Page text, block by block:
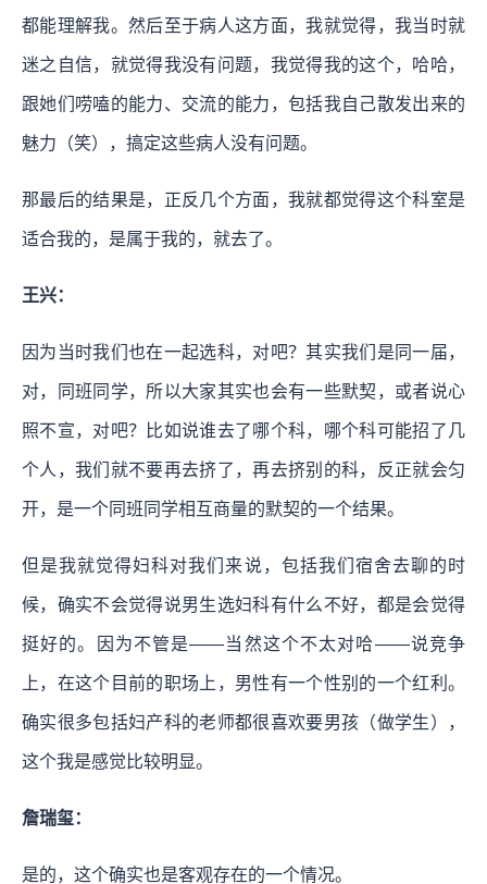
都能理解我。然后至于病人这方面，我就觉得，我当时就
迷之自信，就觉得我没有问题，我觉得我的这个，哈哈，
跟她们唠嗑的能力、交流的能力，包括我自己散发出来的
魅力（笑），搞定这些病人没有问题。
那最后的结果是，正反几个方面，我就都觉得这个科室是
适合我的，是属于我的，就去了。
王兴：
因为当时我们也在一起选科，对吧？其实我们是同一届，
对，同班同学，所以大家其实也会有一些默契，或者说心
照不宣，对吧？比如说谁去了哪个科，哪个科可能招了几
个人，我们就不要再去挤了，再去挤别的科，反正就会匀
开，是一个同班同学相互商量的默契的一个结果。
但是我就觉得妇科对我们来说，包括我们宿舍去聊的时
候，确实不会觉得说男生选妇科有什么不好，都是会觉得
挺好的。因为不管是——当然这个不太对哈——说竞争
上，在这个目前的职场上，男性有一个性别的一个红利。
确实很多包括妇产科的老师都很喜欢要男孩（做学生），
这个我是感觉比较明显。
詹瑞玺：
是的，这个确实也是客观存在的一个情况。